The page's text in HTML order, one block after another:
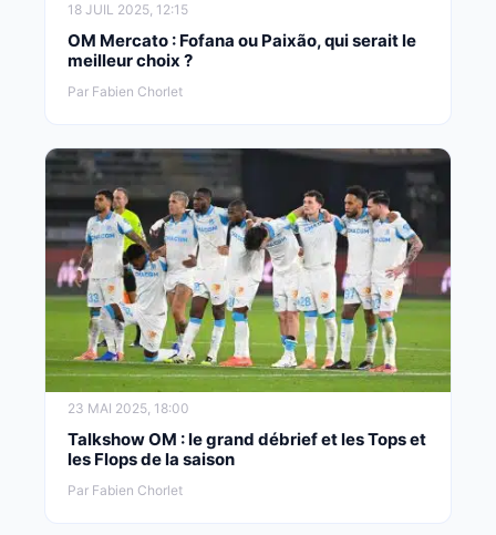
18 JUIL 2025, 12:15
OM Mercato : Fofana ou Paixão, qui serait le
meilleur choix ?
Par Fabien Chorlet
23 MAI 2025, 18:00
Talkshow OM : le grand débrief et les Tops et
les Flops de la saison
Par Fabien Chorlet